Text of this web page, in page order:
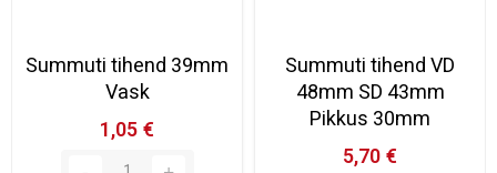
Summuti tihend 39mm
Vask
1,05 €
Summuti tihend VD
48mm SD 43mm
Pikkus 30mm
5,70 €